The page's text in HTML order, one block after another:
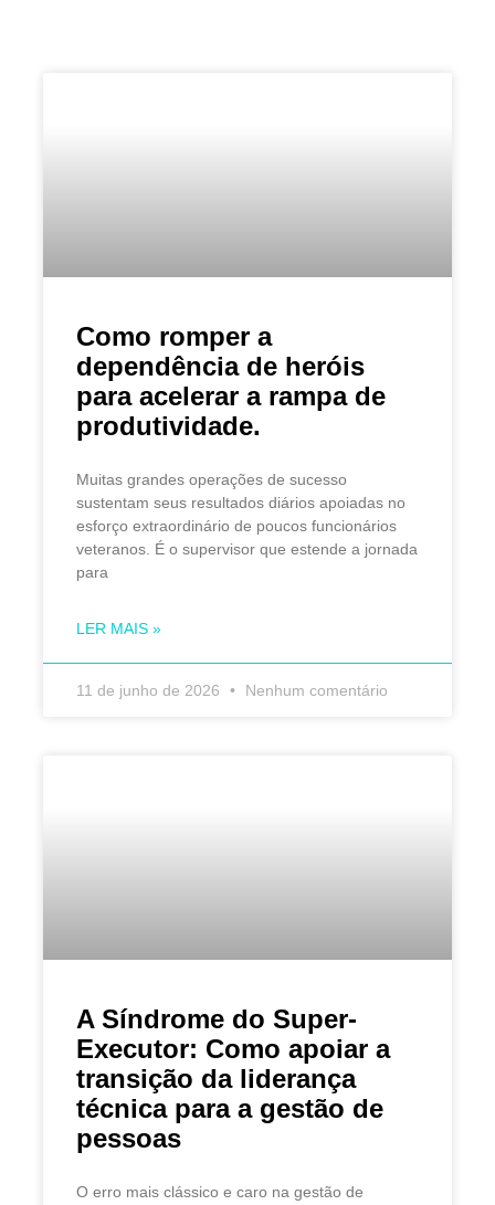
Como romper a
dependência de heróis
para acelerar a rampa de
produtividade.
Muitas grandes operações de sucesso
sustentam seus resultados diários apoiadas no
esforço extraordinário de poucos funcionários
veteranos. É o supervisor que estende a jornada
para
LER MAIS »
11 de junho de 2026 Nenhum comentário
A Síndrome do Super-
Executor: Como apoiar a
transição da liderança
técnica para a gestão de
pessoas
O erro mais clássico e caro na gestão de